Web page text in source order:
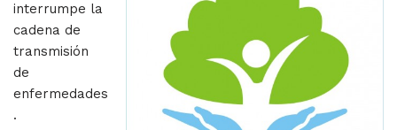
interrumpe la
cadena de
transmisión
de
enfermedades
.